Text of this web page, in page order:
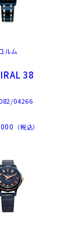
ルム
38
04266
（税込）